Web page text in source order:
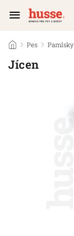
/ Pes / Pamlsky
Jícen